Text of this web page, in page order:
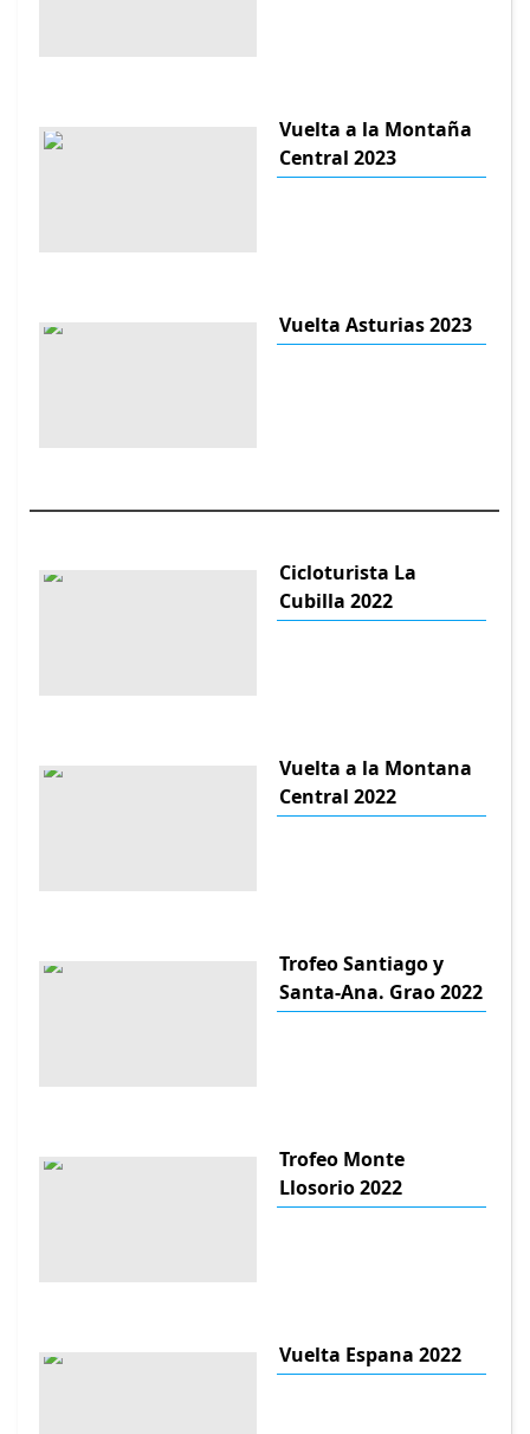
Vuelta a la Montaña
Central 2023
Vuelta Asturias 2023
Cicloturista La
Cubilla 2022
Vuelta a la Montana
Central 2022
Trofeo Santiago y
Santa-Ana. Grao 2022
Trofeo Monte
Llosorio 2022
Vuelta Espana 2022